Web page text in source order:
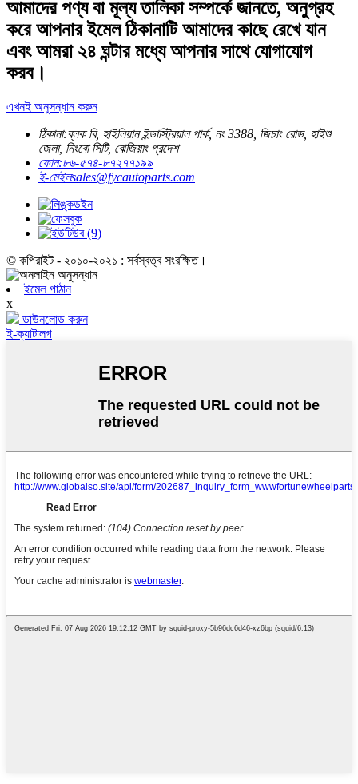
আমাদের পণ্য বা মূল্য তালিকা সম্পর্কে জানতে, অনুগ্রহ
করে আপনার ইমেল ঠিকানাটি আমাদের কাছে রেখে যান
এবং আমরা ২৪ ঘন্টার মধ্যে আপনার সাথে যোগাযোগ
করব।
এখনই অনুসন্ধান করুন
ঠিকানা:ব্লক বি, হাইলিয়ান ইন্ডাস্ট্রিয়াল পার্ক, নং 3388, জিচাং রোড, হাইশু
জেলা, নিংবো সিটি, ঝেজিয়াং প্রদেশ
ফোন:৮৬-৫৭৪-৮৭২৭৭১৯৯
ই-মেইলsales@fycautoparts.com
© কপিরাইট - ২০১০-২০২১ : সর্বস্বত্ব সংরক্ষিত।
ইমেল পাঠান
x
ডাউনলোড করুন
ই-ক্যাটালগ